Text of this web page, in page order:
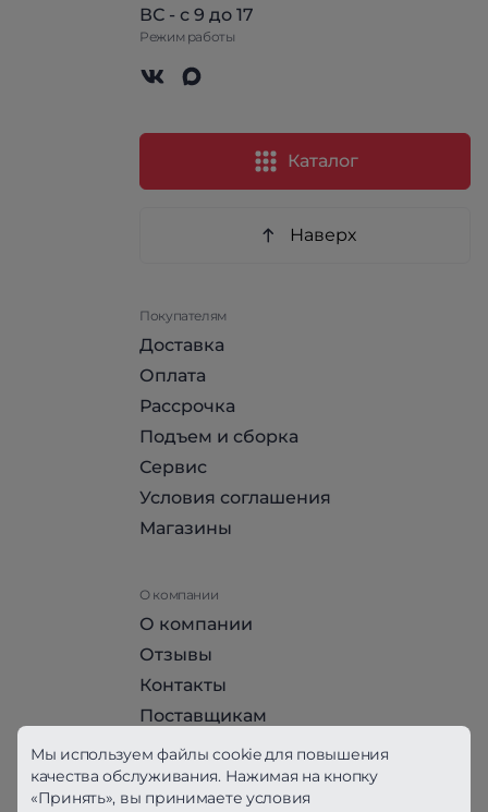
ВС - с 9 до 17
Режим работы
Каталог
Наверх
Покупателям
Доставка
Оплата
Рассрочка
Подъем и сборка
Сервис
Условия соглашения
Магазины
О компании
О компании
Отзывы
Контакты
Поставщикам
Стать партнером HomeHit
Мы используем файлы cookie для повышения
качества обслуживания. Нажимая на кнопку
«Принять», вы принимаете условия